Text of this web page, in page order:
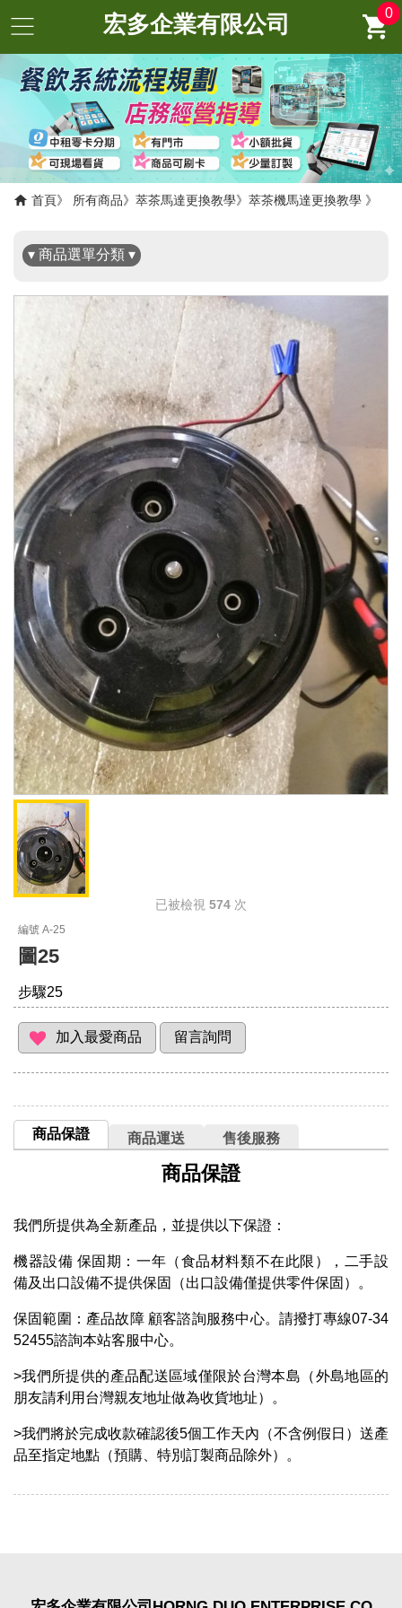
宏多企業有限公司 0
首頁 所有商品 萃茶馬達更換教學 萃茶機馬達更換教學
▾ 商品選單分類 ▾
✖
已被檢視 574 次
編號 A-25
圖25
步驟25
商品保證 商品運送 售後服務
商品保證
我們所提供為全新產品，並提供以下保證：
機器設備 保固期：一年（食品材料類不在此限），二手設
備及出口設備不提供保固（出口設備僅提供零件保固）。
保固範圍：產品故障 顧客諮詢服務中心。請撥打專線07-34
52455諮詢本站客服中心。
>我們所提供的產品配送區域僅限於台灣本島（外島地區的
朋友請利用台灣親友地址做為收貨地址）。
>我們將於完成收款確認後5個工作天內（不含例假日）送產
品至指定地點（預購、特別訂製商品除外）。